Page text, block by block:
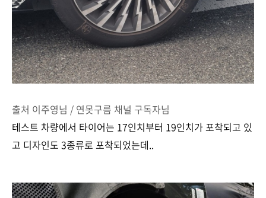
출처 이주영님 / 연못구름 채널 구독자님
테스트 차량에서 타이어는 17인치부터 19인치가 포착되고 있
고 디자인도 3종류로 포착되었는데..